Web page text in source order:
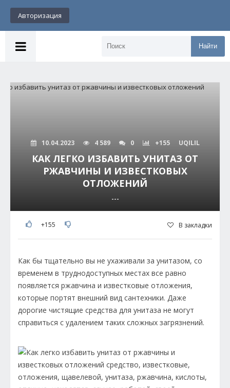
Авторизация
Найти
10.04.2023 4 589 0 +155 UQILIL
КАК ЛЕГКО ИЗБАВИТЬ УНИТАЗ ОТ
РЖАВЧИНЫ И ИЗВЕСТКОВЫХ
ОТЛОЖЕНИЙ
---
+155 В закладки
Как бы тщательно вы не ухаживали за унитазом, со
временем в труднодоступных местах все равно
появляется ржавчина и известковые отложения,
которые портят внешний вид сантехники. Даже
дорогие чистящие средства для унитаза не могут
справиться с удалением таких сложных загрязнений.